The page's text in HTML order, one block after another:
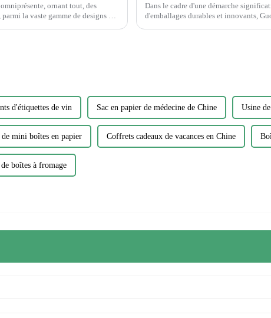
ornant tout, des
Dans le cadre d'une démarche
d'emballages durables et innovants,
d'étiquettes de vin Sac en papier de médecine de Chine Usine
de mini boîtes en papier Coffrets cadeaux de vacances en Chine
boîtes à fromage